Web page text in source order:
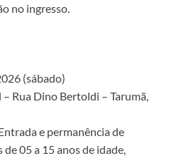
no ingresso.
(sábado)
Rua Dino Bertoldi – Tarumã,
e permanência de
05 a 15 anos de idade,